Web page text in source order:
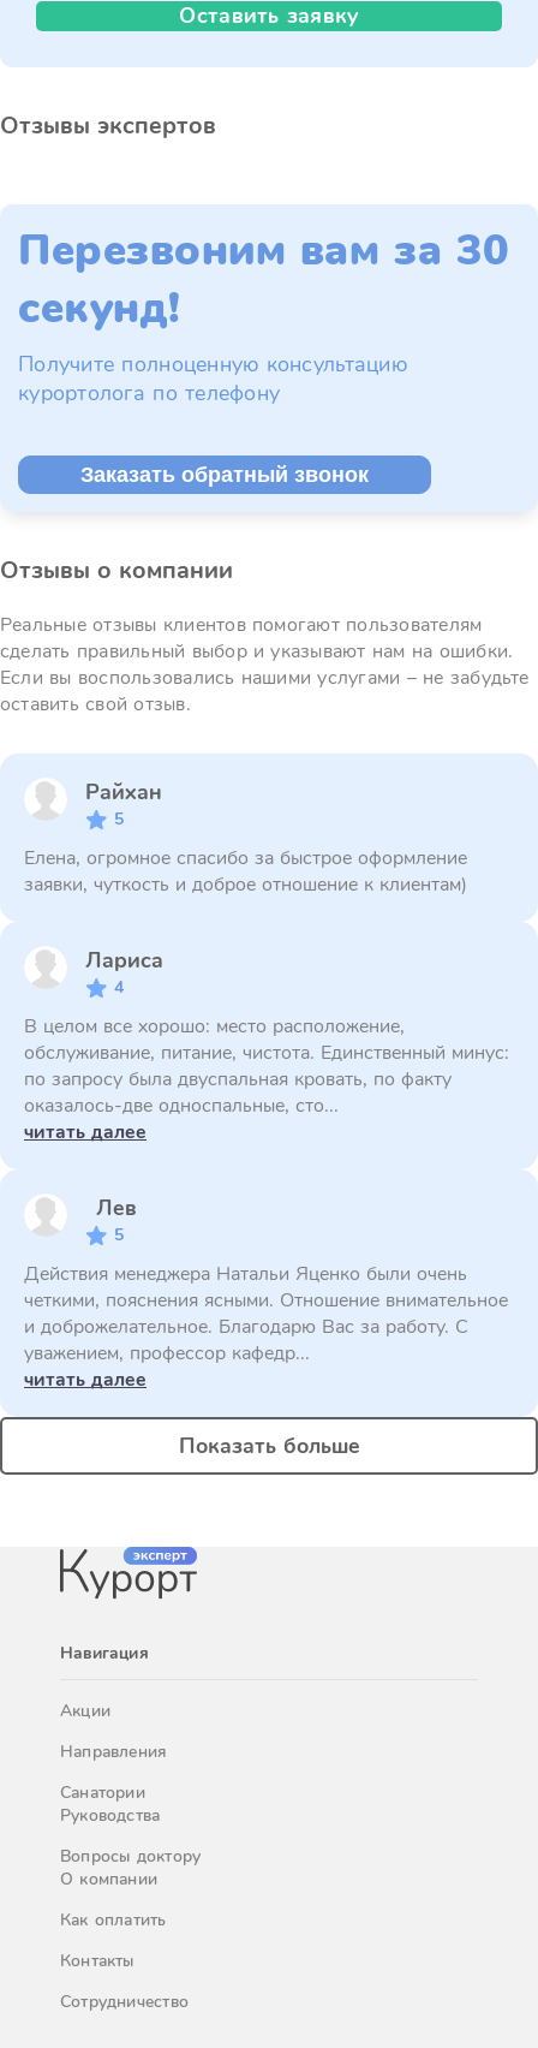
Оставить заявку
Отзывы экспертов
Перезвоним вам за 30
секунд!
Получите полноценную консультацию
курортолога по телефону
Заказать обратный звонок
Отзывы о компании
Реальные отзывы клиентов помогают пользователям
сделать правильный выбор и указывают нам на ошибки.
Если вы воспользовались нашими услугами – не забудьте
оставить свой отзыв.
Райхан
5
Елена, огромное спасибо за быстрое оформление
заявки, чуткость и доброе отношение к клиентам)
Лариса
4
В целом все хорошо: место расположение,
обслуживание, питание, чистота. Единственный минус:
по запросу была двуспальная кровать, по факту
оказалось-две односпальные, сто...
читать далее
Лев
5
Действия менеджера Натальи Яценко были очень
четкими, пояснения ясными. Отношение внимательное
и доброжелательное. Благодарю Вас за работу. С
уважением, профессор кафедр...
читать далее
Показать больше
Навигация
Акции
Направления
Санатории
Руководства
Вопросы доктору
О компании
Как оплатить
Контакты
Сотрудничество